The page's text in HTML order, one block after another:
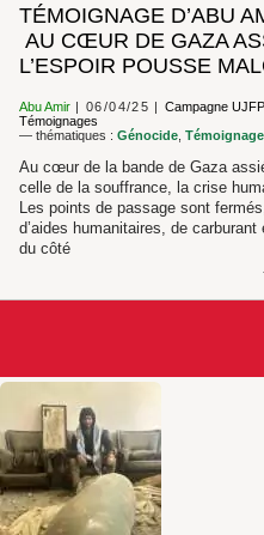
TÉMOIGNAGE D’ABU
AU CŒUR DE GAZA
L’ESPOIR POUSSE
Abu Amir 06/04/25 Campagne
Témoignages
— thématiques : Génocide
Au cœur de la bande de Gaza
celle de la souffrance, la crise
Les points de passage sont
d’aides humanitaires, de
du côté